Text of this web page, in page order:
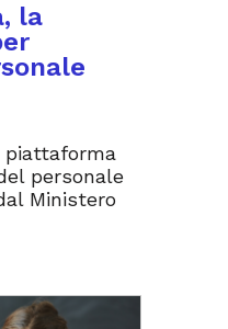
la
piattaforma
personale
Ministero